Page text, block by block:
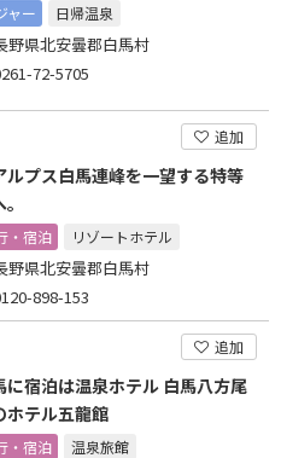
ャー 日帰温泉
野県北安曇郡白馬村
72-5705
追加
ルプス白馬連峰を一望する特等
・宿泊 リゾートホテル
野県北安曇郡白馬村
898-153
追加
に宿泊は温泉ホテル 白馬八方尾
ホテル五龍館
・宿泊 温泉旅館